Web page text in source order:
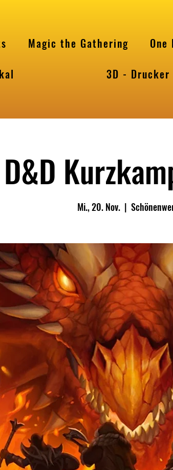
Magic the Gathering One
3D - Drucker
D&D
Mi., 20. Nov.
  |